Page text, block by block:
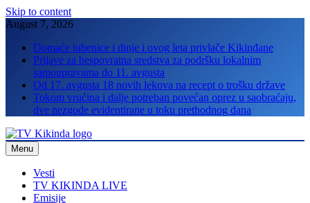
Skip to content
August 7, 2026
Domaće lubenice i dinje i ovog leta privlače Kikinđane
Prijave za bespovratna sredstva za podršku lokalnim
samoupravama do 11. avgusta
Od 17. avgusta 18 novih lekova na recept o trošku države
Tokom vrućina i dalje potreban povećan oprez u saobraćaju,
dve nezgode evidentirane u toku prethodnog dana
TV Kikinda
Menu
Vesti
TV KIKINDA LIVE
Emisije